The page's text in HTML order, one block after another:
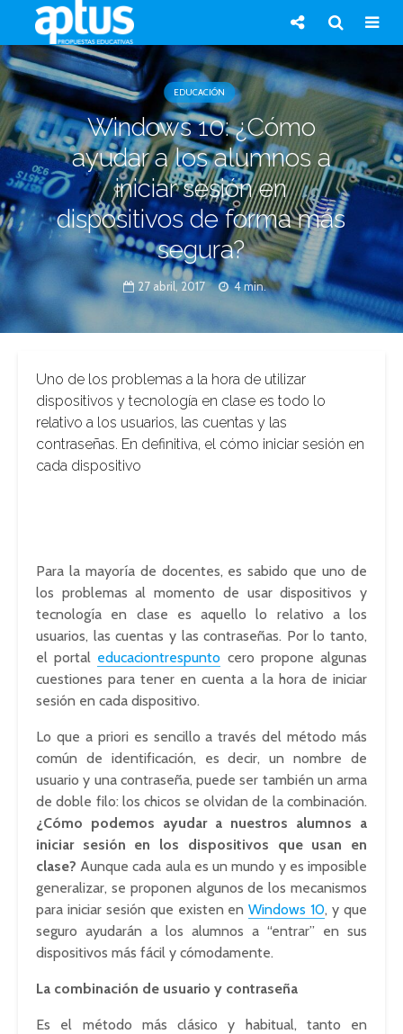
EDUCACIÓN
Windows 10: ¿Cómo
ayudar a los alumnos a
iniciar sesión en
dispositivos de forma más
segura?
27 abril, 2017 4 min.
Uno de los problemas a la hora de utilizar
dispositivos y tecnología en clase es todo lo
relativo a los usuarios, las cuentas y las
contraseñas. En definitiva, el cómo iniciar sesión en
cada dispositivo
Para la mayoría de docentes, es sabido que uno de
los problemas al momento de usar dispositivos y
tecnología en clase es aquello lo relativo a los
usuarios, las cuentas y las contraseñas. Por lo tanto,
el portal educaciontrespunto cero propone algunas
cuestiones para tener en cuenta a la hora de iniciar
sesión en cada dispositivo.
Lo que a priori es sencillo a través del método más
común de identificación, es decir, un nombre de
usuario y una contraseña, puede ser también un arma
de doble filo: los chicos se olvidan de la combinación.
¿Cómo podemos ayudar a nuestros alumnos a
iniciar sesión en los dispositivos que usan en
clase? Aunque cada aula es un mundo y es imposible
generalizar, se proponen algunos de los mecanismos
para iniciar sesión que existen enWindows 10, y que
seguro ayudarán a los alumnos a “entrar” en sus
dispositivos más fácil y cómodamente.
La combinación de usuario y contraseña
Es el método más clásico y habitual, tanto en